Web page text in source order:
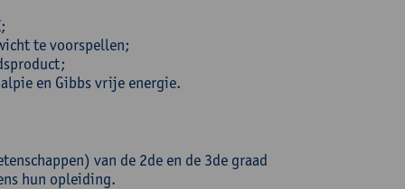
te voorspellen;
en Gibbs vrije energie.
van de 2de en de 3de graad
hun opleiding.